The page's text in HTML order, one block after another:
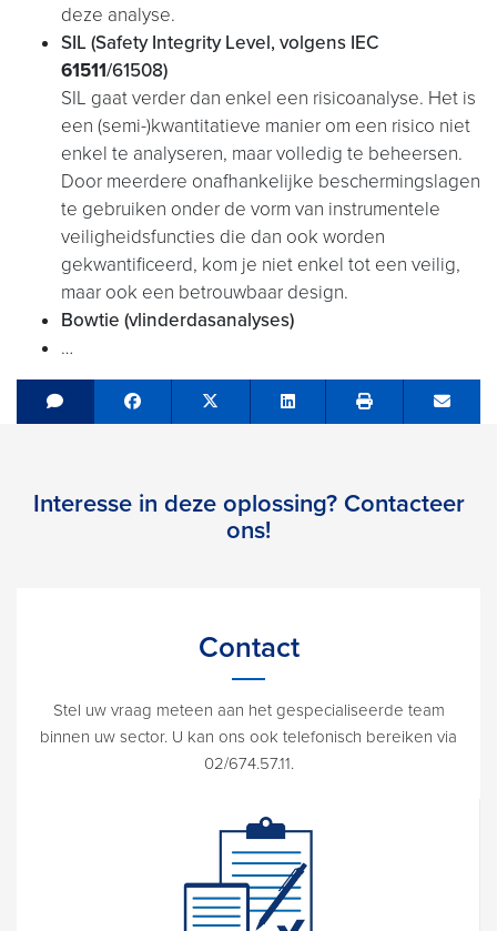
deze analyse.
SIL (Safety Integrity Level, volgens IEC
61511/61508)
SIL gaat verder dan enkel een risicoanalyse. Het is
een (semi-)kwantitatieve manier om een risico niet
enkel te analyseren, maar volledig te beheersen.
Door meerdere onafhankelijke beschermingslagen
te gebruiken onder de vorm van instrumentele
veiligheidsfuncties die dan ook worden
gekwantificeerd, kom je niet enkel tot een veilig,
maar ook een betrouwbaar design.
Bowtie (vlinderdasanalyses)
…
Share on Facebook
Tweet Share on LinkedIn Send
Interesse in deze oplossing? Contacteer
ons!
Contact
Stel uw vraag meteen aan het gespecialiseerde team
binnen uw sector. U kan ons ook telefonisch bereiken via
02/674.57.11.